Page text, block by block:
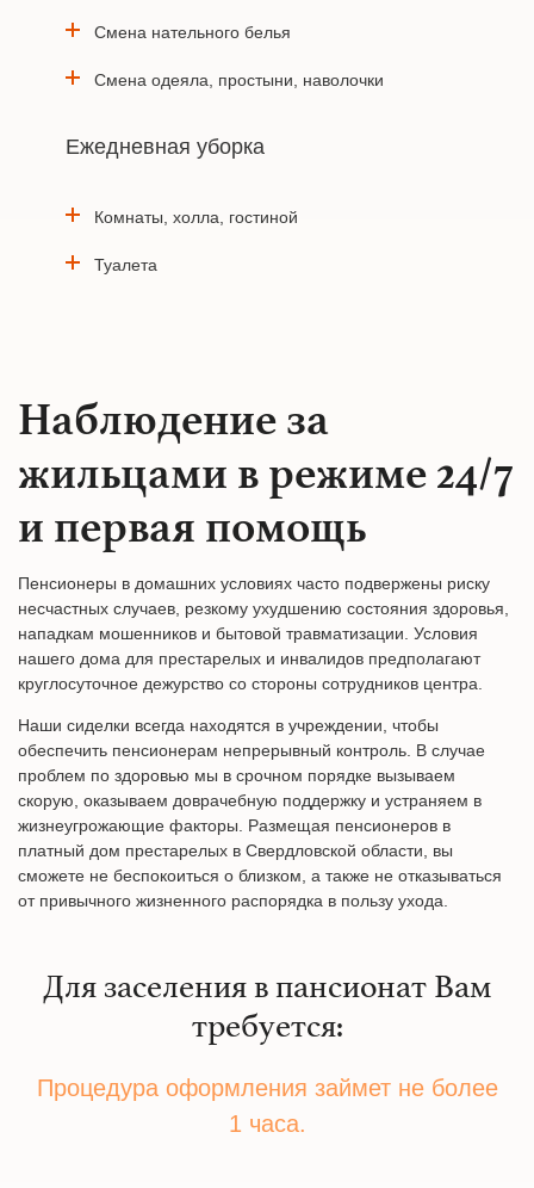
Смена нательного белья
Смена одеяла, простыни, наволочки
Ежедневная уборка
Комнаты, холла, гостиной
Туалета
Наблюдение за
жильцами в режиме 24/7
и первая помощь
Пенсионеры в домашних условиях часто подвержены риску
несчастных случаев, резкому ухудшению состояния здоровья,
нападкам мошенников и бытовой травматизации. Условия
нашего дома для престарелых и инвалидов предполагают
круглосуточное дежурство со стороны сотрудников центра.
Наши сиделки всегда находятся в учреждении, чтобы
обеспечить пенсионерам непрерывный контроль. В случае
проблем по здоровью мы в срочном порядке вызываем
скорую, оказываем доврачебную поддержку и устраняем в
жизнеугрожающие факторы. Размещая пенсионеров в
платный дом престарелых в Свердловской области, вы
сможете не беспокоиться о близком, а также не отказываться
от привычного жизненного распорядка в пользу ухода.
Для заселения в пансионат Вам
требуется:
Процедура оформления займет не более
1 часа.